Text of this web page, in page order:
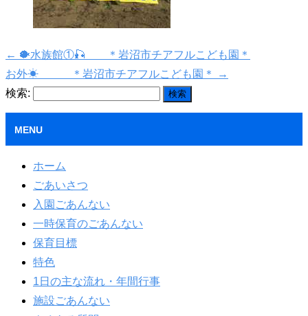
← 🐡水族館①🎣 ＊岩沼市チアフルこども園＊
お外☀ ＊岩沼市チアフルこども園＊
→
検索:
MENU
ホーム
ごあいさつ
入園ごあんない
一時保育のごあんない
保育目標
特色
1日の主な流れ・年間行事
施設ごあんない